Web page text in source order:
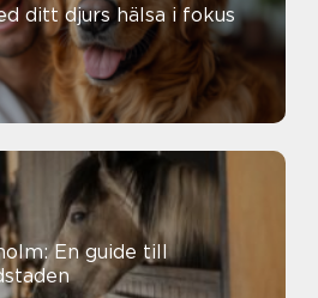
ditt djurs hälsa i fokus
En guide till